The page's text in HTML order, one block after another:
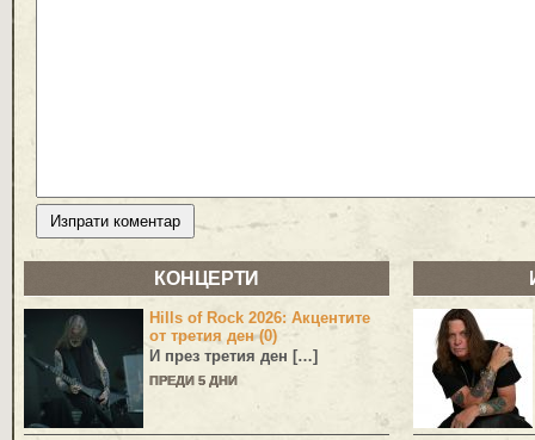
КОНЦЕРТИ
Hills of Rock 2026: Акцентите
от третия ден (0)
И през третия ден […]
ПРЕДИ 5 ДНИ